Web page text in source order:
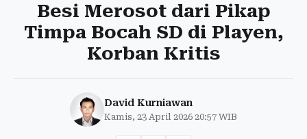
Besi Merosot dari Pikap
Timpa Bocah SD di Playen,
Korban Kritis
David Kurniawan
Kamis, 23 April 2026 20:57 WIB